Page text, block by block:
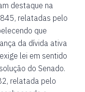
destaque na
relatadas pelo
que
da dívida ativa
lei em sentido
do Senado.
relatada pelo